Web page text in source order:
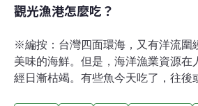
觀光漁港怎麼吃？
※編按：台灣四面環海，又有洋流圍
美味的海鮮。但是，海洋漁業資源在
經日漸枯竭。有些魚今天吃了，往後